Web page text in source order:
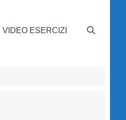
VIDEO ESERCIZI